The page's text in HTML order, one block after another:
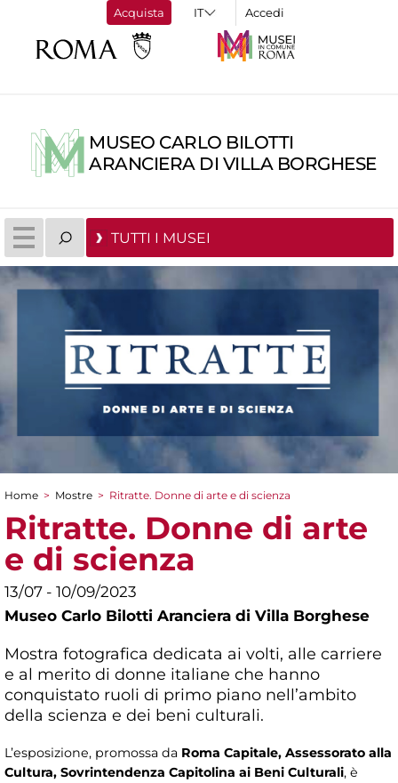
Acquista Accedi
MUSEO CARLO BILOTTI
ARANCIERA DI VILLA BORGHESE
TUTTI I MUSEI
Tu sei qui
Home > Mostre > Ritratte. Donne di arte e di scienza
Ritratte. Donne di arte
e di scienza
13/07 - 10/09/2023
Museo Carlo Bilotti Aranciera di Villa Borghese
Mostra fotografica dedicata ai volti, alle carriere
e al merito di donne italiane che hanno
conquistato ruoli di primo piano nell’ambito
della scienza e dei beni culturali.
L’esposizione, promossa da Roma Capitale, Assessorato alla
Cultura, Sovrintendenza Capitolina ai Beni Culturali, è